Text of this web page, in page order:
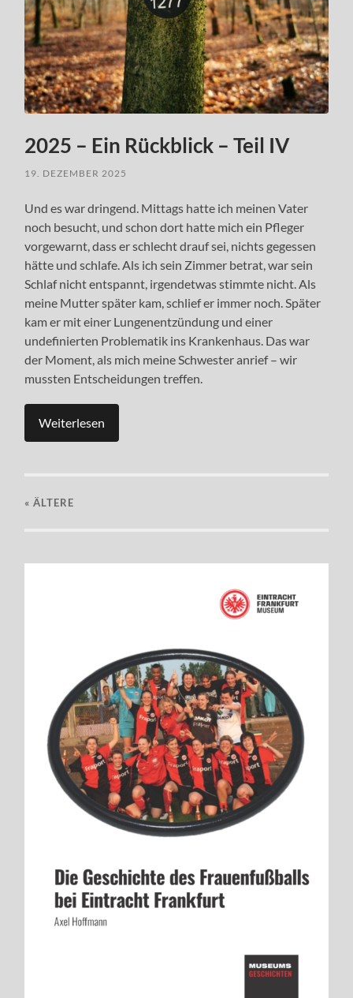
2025 – Ein Rückblick – Teil IV
19. DEZEMBER 2025
Und es war dringend. Mittags hatte ich meinen Vater
noch besucht, und schon dort hatte mich ein Pfleger
vorgewarnt, dass er schlecht drauf sei, nichts gegessen
hätte und schlafe. Als ich sein Zimmer betrat, war sein
Schlaf nicht entspannt, irgendetwas stimmte nicht. Als
meine Mutter später kam, schlief er immer noch. Später
kam er mit einer Lungenentzündung und einer
undefinierten Problematik ins Krankenhaus. Das war
der Moment, als mich meine Schwester anrief – wir
mussten Entscheidungen treffen.
Weiterlesen
« ÄLTERE